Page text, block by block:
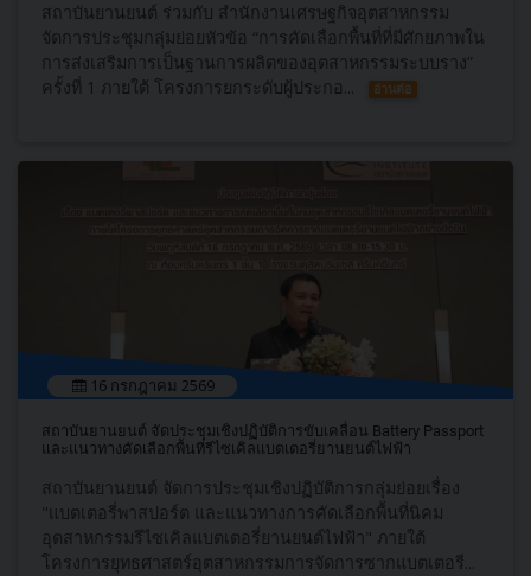
สถาบันยานยนต์ ร่วมกับ สำนักงานเศรษฐกิจอุตสาหกรรม
จัดการประชุมกลุ่มย่อยหัวข้อ “การคัดเลือกพื้นที่ที่มีศักยภาพใน
การส่งเสริมการเป็นฐานการผลิตของอุตสาหกรรมระบบราง”
ครั้งที่ 1 ภายใต้ โครงการยกระดับผู้ประกอ...
อ่านต่อ
16 กรกฎาคม 2569
สถาบันยานยนต์ จัดประชุมเชิงปฏิบัติการขับเคลื่อน Battery Passport
และแนวทางคัดเลือกพื้นที่รีไซเคิลแบตเตอรี่ยานยนต์ไฟฟ้า
สถาบันยานยนต์ จัดการประชุมเชิงปฏิบัติการกลุ่มย่อยเรื่อง
"แบตเตอรี่พาสปอร์ต และแนวทางการคัดเลือกพื้นที่นิคม
อุตสาหกรรมรีไซเคิลแบตเตอรี่ยานยนต์ไฟฟ้า" ภายใต้
โครงการยุทธศาสตร์อุตสาหกรรมการจัดการซากแบตเตอรี...